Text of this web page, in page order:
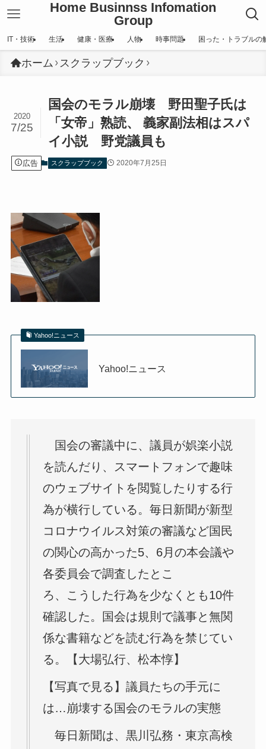
Home Businnss Infomation
Group
IT・技術 生活 健康・医療 人物 時事問題 困った・トラブルの
ホーム スクラップブック
国会のモラル崩壊 野田聖子氏は
「女帝」熟読、 義家副法相はスパ
イ小説 野党議員も
2020
7/25
広告 スクラップブック 2020年7月25日
Yahoo!ニュース
Yahoo!ニュース
国会の審議中に、議員が娯楽小説
を読んだり、スマートフォンで趣味
のウェブサイトを閲覧したりする行
為が横行している。毎日新聞が新型
コロナウイルス対策の審議など国民
の関心の高かった5、6月の本会議や
各委員会で調査したとこ
ろ、こうした行為を少なくとも10件
確認した。国会は規則で議事と無関
係な書籍などを読む行為を禁じてい
る。【大場弘行、松本惇】
【写真で見る】議員たちの手元に
は…崩壊する国会のモラルの実態
毎日新聞は、黒川弘務・東京高検